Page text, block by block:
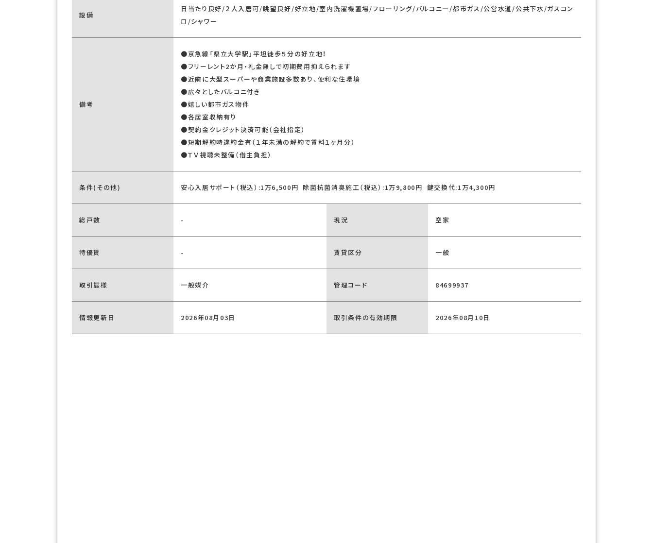
設備
日当たり良好/２人入居可/眺望良好/好立地/室内洗濯機置場/フローリング/バルコニー/都市ガス/公営水道/公共下水/ガスコン
ロ/シャワー
備考
●京急線「県立大学駅」平坦徒歩５分の好立地！
●フリーレント2か月・礼金無しで初期費用抑えられます
●近隣に大型スーパーや商業施設多数あり、便利な住環境
●広々としたバルコニ付き
●嬉しい都市ガス物件
●各居室収納有り
●契約金クレジット決済可能（会社指定）
●短期解約時違約金有（１年未満の解約で賃料１ヶ月分）
●ＴＶ視聴未整備（借主負担）
条件(その他) 安心入居サポート（税込）:1万6,500円 除菌抗菌消臭施工（税込）:1万9,800円 鍵交換代:1万4,300円
総戸数 - 現況 空家
特優賃 - 賃貸区分 一般
取引態様 一般媒介 管理コード 84699937
情報更新日 2026年08月03日 取引条件の有効期限 2026年08月10日